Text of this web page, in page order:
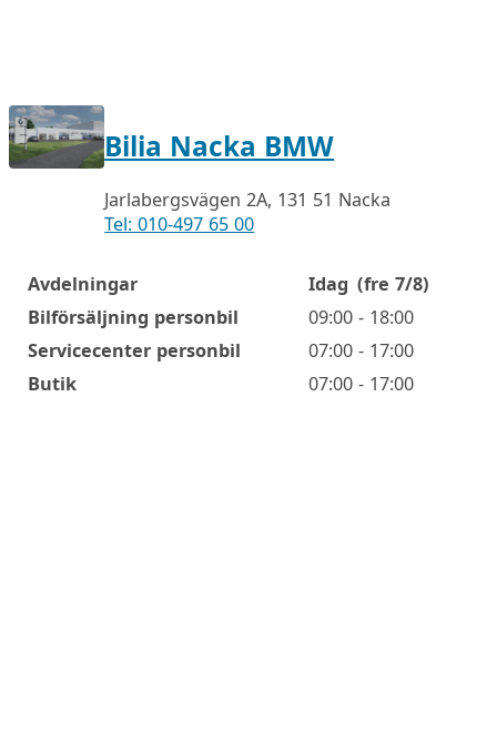
Bilia Nacka BMW
Jarlabergsvägen 2A, 131 51 Nacka
Tel: 010-497 65 00
Öppettider
Avdelningar Idag (fre 7/8)
Bilförsäljning personbil
09:00 - 18:00
Servicecenter personbil
07:00 - 17:00
Butik
07:00 - 17:00